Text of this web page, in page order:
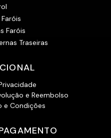
Faróis
Traseiras
e Reembolso
e Condições